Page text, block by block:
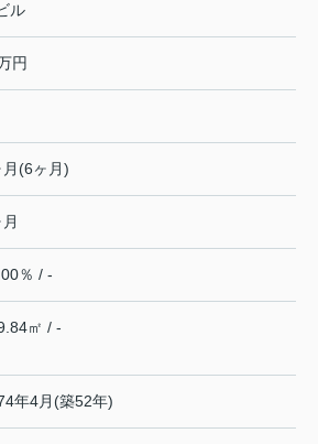
ル
円
月(6ヶ月)
％ / -
㎡ / -
年4月(築52年)